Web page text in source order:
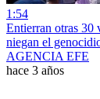
1:54
Entierran otras 30
niegan el
AGENCIA EFE
hace 3 años